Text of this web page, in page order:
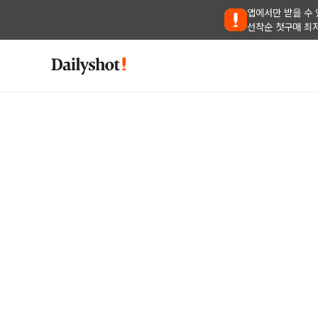
앱에서만 받을 수
선착순 첫구매 최